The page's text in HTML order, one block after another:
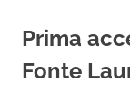
Prima
Fonte